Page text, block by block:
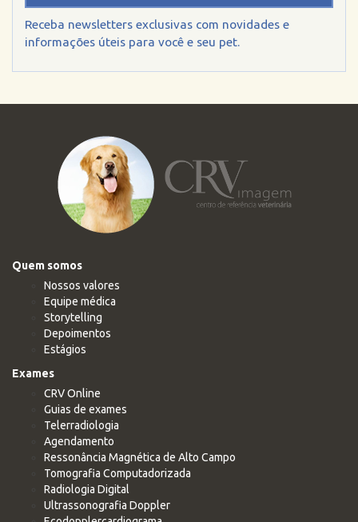
Receba newsletters exclusivas com novidades e
informações úteis para você e seu pet.
Quem somos
Nossos valores
Equipe médica
Storytelling
Depoimentos
Estágios
Exames
CRV Online
Guias de exames
Telerradiologia
Agendamento
Ressonância Magnética de Alto Campo
Tomografia Computadorizada
Radiologia Digital
Ultrassonografia Doppler